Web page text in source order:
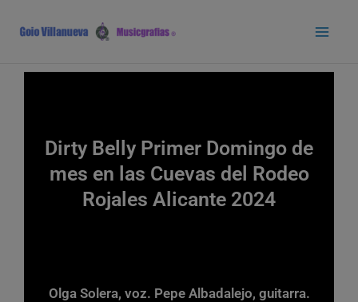
contenido
Dirty Belly Primer Domingo de
mes en las Cuevas del Rodeo
Rojales Alicante 2024
Olga Solera, voz. Pepe Albadalejo, guitarra.